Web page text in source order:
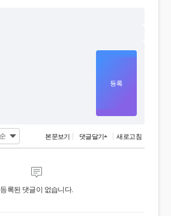
본문보기 댓글달기 새로고침
등록된 댓글이 없습니다.